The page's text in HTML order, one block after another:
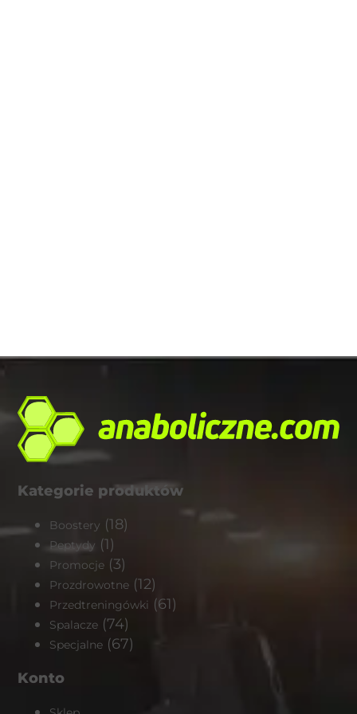
Kategorie produktów
Boostery (18)
Peptydy (1)
Promocje (3)
Prozdrowotne (12)
Przedtreningówki (61)
Spalacze (74)
Specjalne (67)
Konto